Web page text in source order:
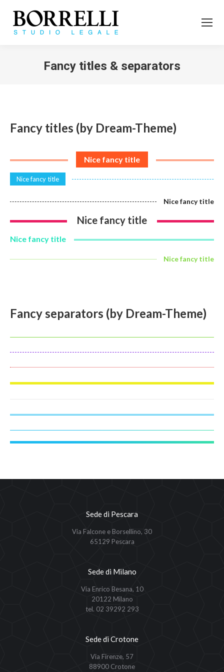
Fancy titles & separators
Fancy titles (by Dream-Theme)
Nice fancy title
Nice fancy title
Nice fancy title
Nice fancy title
Nice fancy title
Nice fancy title
Fancy separators (by Dream-Theme)
Sede di Pescara
Via Falcone e Borsellino, 30
65129 Pescara
Sede di Milano
Via Enrico Besana, 10
20122 Milano
tel. 02 39292 293
Sede di Crotone
Via Firenze, 57
88900 Crotone